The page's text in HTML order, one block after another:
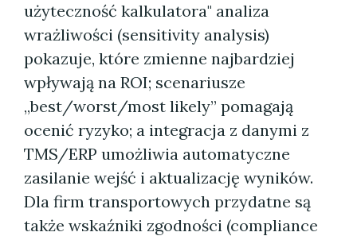
użyteczność kalkulatora" analiza
wrażliwości (sensitivity analysis)
pokazuje, które zmienne najbardziej
wpływają na ROI; scenariusze
„best/worst/most likely” pomagają
ocenić ryzyko; a integracja z danymi z
TMS/ERP umożliwia automatyczne
zasilanie wejść i aktualizację wyników.
Dla firm transportowych przydatne są
także wskaźniki zgodności (compliance